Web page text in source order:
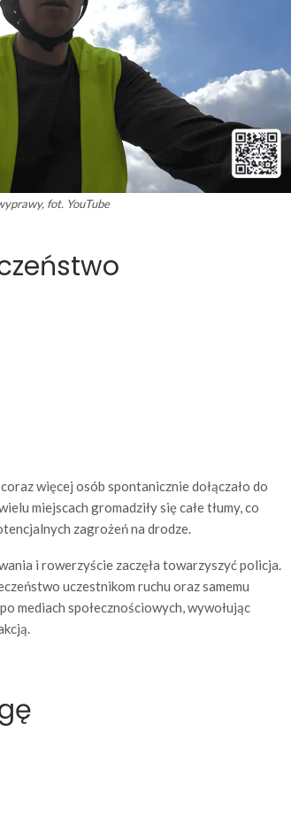
fot. YouTube
więcej osób spontanicznie dołączało do
miejscach gromadziły się całe tłumy, co
zagrożeń na drodze.
i rowerzyście zaczęła towarzyszyć policja.
uczestnikom ruchu oraz samemu
mediach społecznościowych, wywołując